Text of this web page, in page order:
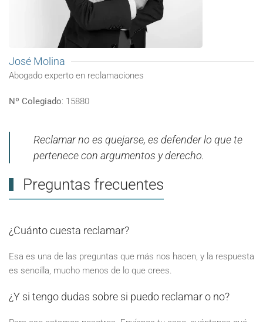
José Molina
Abogado experto en reclamaciones
Nº Colegiado: 15880
Reclamar no es quejarse, es defender lo que te
pertenece con argumentos y derecho.
Preguntas frecuentes
¿Cuánto cuesta reclamar?
Esa es una de las preguntas que más nos hacen, y la respuesta
es sencilla, mucho menos de lo que crees.
¿Y si tengo dudas sobre si puedo reclamar o no?